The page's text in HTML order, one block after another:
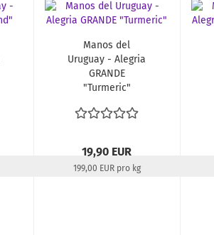
Manos del
Uruguay - Alegria
GRANDE
"Turmeric"
19,90 EUR
199,00 EUR pro kg